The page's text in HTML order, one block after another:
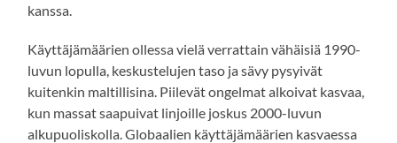
kanssa.
Käyttäjämäärien ollessa vielä verrattain vähäisiä 1990-
luvun lopulla, keskustelujen taso ja sävy pysyivät
kuitenkin maltillisina. Piilevät ongelmat alkoivat kasvaa,
kun massat saapuivat linjoille joskus 2000-luvun
alkupuoliskolla. Globaalien käyttäjämäärien kasvaessa